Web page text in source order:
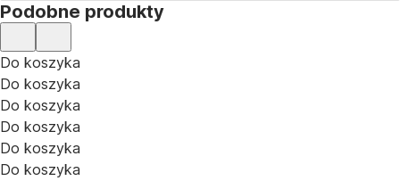
Podobne produkty
Do koszyka
Do koszyka
Do koszyka
Do koszyka
Do koszyka
Do koszyka